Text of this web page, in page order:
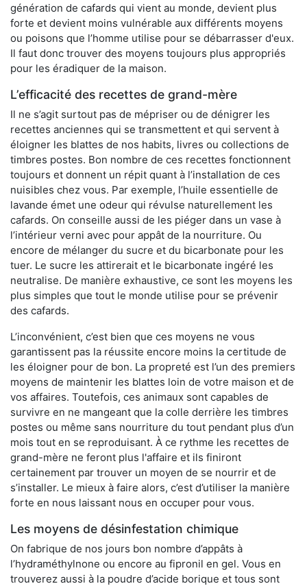
génération de cafards qui vient au monde, devient plus
forte et devient moins vulnérable aux différents moyens
ou poisons que l’homme utilise pour se débarrasser d'eux.
Il faut donc trouver des moyens toujours plus appropriés
pour les éradiquer de la maison.
L’efficacité des recettes de grand-mère
Il ne s’agit surtout pas de mépriser ou de dénigrer les
recettes anciennes qui se transmettent et qui servent à
éloigner les blattes de nos habits, livres ou collections de
timbres postes. Bon nombre de ces recettes fonctionnent
toujours et donnent un répit quant à l’installation de ces
nuisibles chez vous. Par exemple, l’huile essentielle de
lavande émet une odeur qui révulse naturellement les
cafards. On conseille aussi de les piéger dans un vase à
l’intérieur verni avec pour appât de la nourriture. Ou
encore de mélanger du sucre et du bicarbonate pour les
tuer. Le sucre les attirerait et le bicarbonate ingéré les
neutralise. De manière exhaustive, ce sont les moyens les
plus simples que tout le monde utilise pour se prévenir
des cafards.
L’inconvénient, c’est bien que ces moyens ne vous
garantissent pas la réussite encore moins la certitude de
les éloigner pour de bon. La propreté est l’un des premiers
moyens de maintenir les blattes loin de votre maison et de
vos affaires. Toutefois, ces animaux sont capables de
survivre en ne mangeant que la colle derrière les timbres
postes ou même sans nourriture du tout pendant plus d’un
mois tout en se reproduisant. À ce rythme les recettes de
grand-mère ne feront plus l'affaire et ils finiront
certainement par trouver un moyen de se nourrir et de
s’installer. Le mieux à faire alors, c’est d’utiliser la manière
forte en nous laissant nous en occuper pour vous.
Les moyens de désinfestation chimique
On fabrique de nos jours bon nombre d’appâts à
l’hydraméthylnone ou encore au fipronil en gel. Vous en
trouverez aussi à la poudre d’acide borique et tous sont